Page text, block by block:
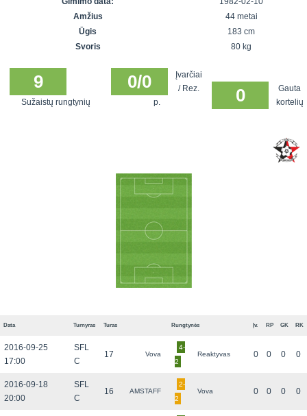
SFL rudens
Snaigės taurė
čempionatas
Vilnius
Amžius
44 metai
Ūgis
183 cm
Svoris
80 kg
9
Sužaistų rungtynių
0/0
Įvarčiai
/ Rez.
p.
0
Gauta
kortelių
Data Turnyras Turas Rungtynės Įv. RP GK RK
2016-09-25
17:00
SFL
C
17 Vova
4-
2
Reaktyvas 0 0 0 0
2016-09-18
20:00
SFL
C
16 AMSTAFF
2-
2
Vova 0 0 0 0